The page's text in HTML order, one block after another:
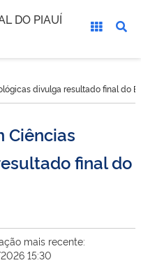
DO PIAUÍ
divulga resultado final do
Ciências
final do
mais recente:
15:30